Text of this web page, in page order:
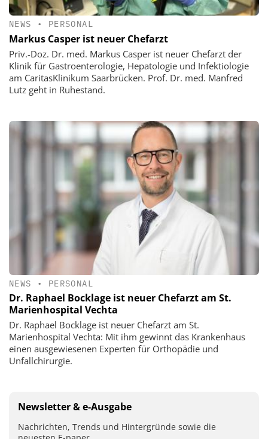
NEWS • PERSONAL
Markus Casper ist neuer Chefarzt
Priv.-Doz. Dr. med. Markus Casper ist neuer Chefarzt der
Klinik für Gastroenterologie, Hepatologie und Infektiologie
am CaritasKlinikum Saarbrücken. Prof. Dr. med. Manfred
Lutz geht in Ruhestand.
NEWS • PERSONAL
Dr. Raphael Bocklage ist neuer Chefarzt am St.
Marienhospital Vechta
Dr. Raphael Bocklage ist neuer Chefarzt am St.
Marienhospital Vechta: Mit ihm gewinnt das Krankenhaus
einen ausgewiesenen Experten für Orthopädie und
Unfallchirurgie.
Newsletter & e-Ausgabe
Nachrichten, Trends und Hintergründe sowie die